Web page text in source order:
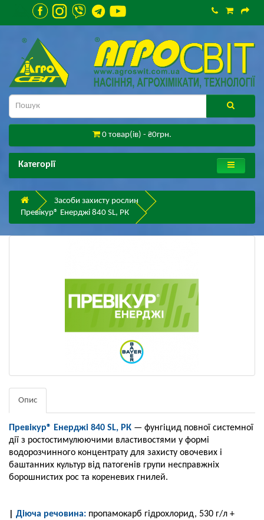
0 товар(ів) - ₴0грн.
Категорії
Засоби захисту рослин
Превікур® Енерджі 840 SL, РК
Опис
Превікур® Енерджі 840 SL, РК — фунгіцид повної системної
дії з ростостимулюючими властивостями у формі
водорозчинного концентрату для захисту овочевих і
баштанних культур від патогенів групи несправжніх
борошнистих рос та кореневих гнилей.
Діюча речовина: пропамокарб гідрохлорид, 530 г/л +